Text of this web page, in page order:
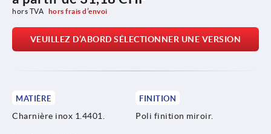
hors TVA hors frais d’envoi
VEUILLEZ D’ABORD SÉLECTIONNER UNE VERSION
MATIÈRE
Charnière inox 1.4401.
FINITION
Poli finition miroir.